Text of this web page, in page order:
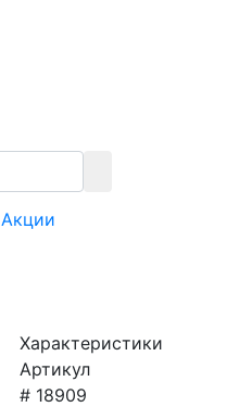
Акции
Характеристики
Артикул
# 18909